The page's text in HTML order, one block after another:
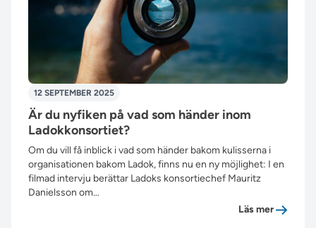
12 SEPTEMBER 2025
Är du nyfiken på vad som händer inom
Ladokkonsortiet?
Om du vill få inblick i vad som händer bakom kulisserna i
organisationen bakom Ladok, finns nu en ny möjlighet: I en
filmad intervju berättar Ladoks konsortiechef Mauritz
Danielsson om…
Läs mer”Är du